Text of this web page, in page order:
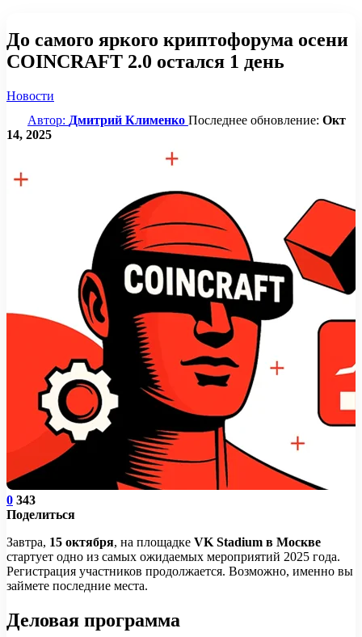
До самого яркого криптофорума осени
COINCRAFT 2.0 остался 1 день
Новости
Автор: Дмитрий Клименко Последнее обновление: Окт
14, 2025
0 343
Поделиться
Завтра, 15 октября, на площадке VK Stadium в Москве
стартует одно из самых ожидаемых мероприятий 2025 года.
Регистрация участников продолжается. Возможно, именно вы
займете последние места.
Деловая программа